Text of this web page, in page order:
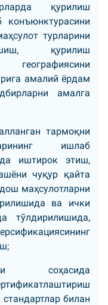
қурилиш
конъюнктурасини
турларини
қурилиш
амалий ёрдам
амалга
тармоқни
ишлаб
иштирок этиш,
чуқур қайта
маҳсулотларни
ва ички
тўлдирилишида,
соҳасида
билан